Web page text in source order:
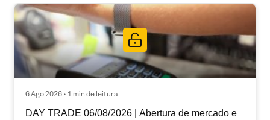
6 Ago 2026 • 1 min de leitura
DAY TRADE 06/08/2026 | Abertura de mercado e